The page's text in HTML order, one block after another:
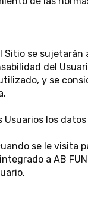
se
del
y se
Usuarios los
se le visita
a AB